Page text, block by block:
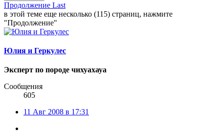
Продолжение Last
в этой теме еще несколько (115) страниц, нажмите
"Продолжение"
Юлия и Геркулес
Эксперт по породе чихуахауа
Сообщения
605
11 Авг 2008 в 17:31